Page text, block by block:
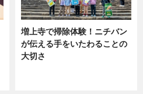
増上寺で掃除体験！ニチバン
が伝える手をいたわることの
大切さ